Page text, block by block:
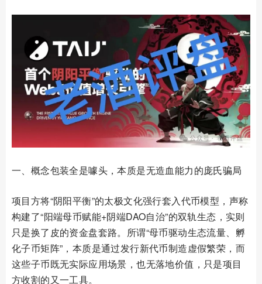
一、概念包装全是噱头，本质是无造血能力的庞氏骗局
项目方将“阴阳平衡”的太极文化强行套入代币模型，声称
构建了“阳端母币赋能+阴端DAO自治”的双轨生态，实则
只是换了皮的资金盘套路。所谓“母币驱动生态流量、孵
化子币矩阵”，本质是通过发行新代币制造虚假繁荣，而
这些子币既无实际应用场景，也无落地价值，只是项目
方收割的又一工具。